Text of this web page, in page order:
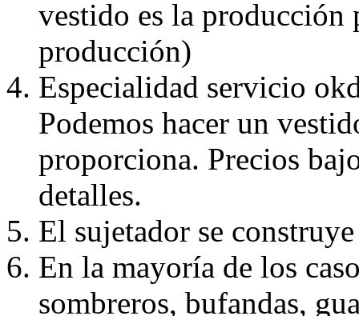
vestido es la producción
producción)
Especialidad servicio
Podemos hacer un
proporciona. Precios
detalles.
El sujetador se
En la mayoría de los
sombreros, bufandas,